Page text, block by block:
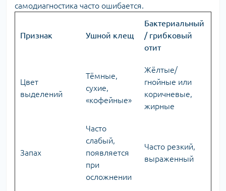
самодиагностика часто ошибается.
Признак Ушной клещ
Бактериальный
/ грибковый
отит
Цвет
выделений
Тёмные,
сухие,
«кофейные»
Жёлтые/
гнойные или
коричневые,
жирные
Запах
Часто
слабый,
появляется
при
осложнении
Часто резкий,
выраженный